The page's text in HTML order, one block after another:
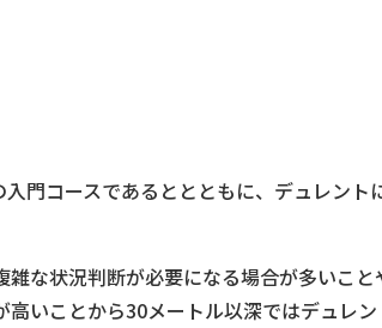
門コースであるととともに、デュレン
な状況判断が必要になる場合が多いこ
いことから30メートル以深ではデュレ